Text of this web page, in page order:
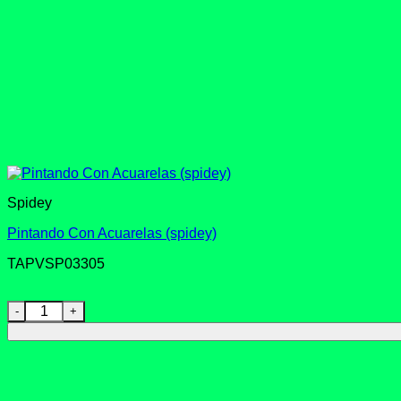
Spidey
Pintando Con Acuarelas (spidey)
TAPVSP03305
Pintando Con Acuarelas (spidey) cantidad